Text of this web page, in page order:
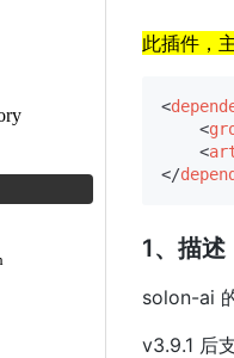
此插件，
<
<
<
</
1、描述
solon-ai
v3.9.1 后